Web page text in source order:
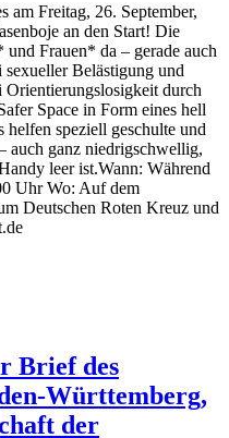
am Freitag, 26. September,
an den Start! Die
Frauen* da – gerade auch
Belästigung und
durch
Space in Form eines hell
helfen speziell geschulte und
auch ganz niedrigschwellig,
leer ist.Wann: Während
Uhr Wo: Auf dem
Deutschen Roten Kreuz und
Brief des
Württemberg,
der